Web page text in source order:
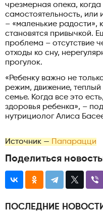
чрезмерная опека,
самостоятельность, или
– «маленькие радости»,
становятся привычкой.
проблема – отсутствие
отходы ко сну,
прогулок.
«Ребенку важно не
режим, движение,
семье. Когда все это
здоровья ребенка», –
нутрициолог Алиса
Источник — Папарацци
Поделиться
ПОСЛЕДНИЕ